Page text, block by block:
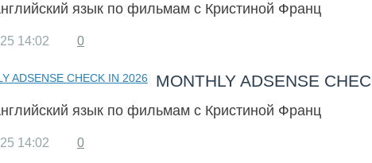
язык по фильмам с Кристиной Франц
14:02 0
MONTHLY ADSENSE
язык по фильмам с Кристиной Франц
14:02 0